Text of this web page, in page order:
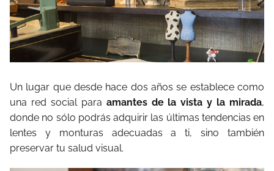
Un lugar que desde hace dos años se establece como
una red social para amantes de la vista y la mirada,
donde no sólo podrás adquirir las últimas tendencias en
lentes y monturas adecuadas a ti, sino también
preservar tu salud visual.